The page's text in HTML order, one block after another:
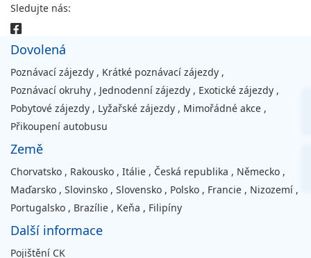
Sledujte nás:
Dovolená
Poznávací zájezdy , Krátké poznávací zájezdy ,
Poznávací okruhy , Jednodenní zájezdy , Exotické zájezdy ,
Pobytové zájezdy , Lyžařské zájezdy , Mimořádné akce ,
Přikoupení autobusu
Země
Chorvatsko , Rakousko , Itálie , Česká republika , Německo ,
Maďarsko , Slovinsko , Slovensko , Polsko , Francie , Nizozemí ,
Portugalsko , Brazílie , Keňa , Filipíny
Další informace
Pojištění CK